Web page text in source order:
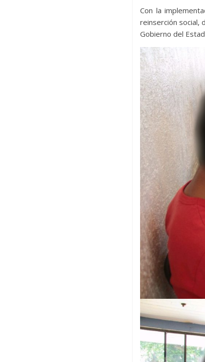
Con la
reinserción social,
Gobierno del